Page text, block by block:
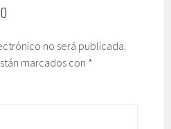
no será publicada.
marcados con *